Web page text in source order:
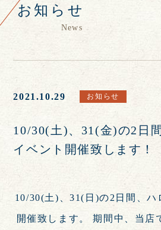
お知らせ
News
2021.10.29 お知らせ
10/30(土)、31(金)の2日
イベント開催致します！
10/30(土)、31(日)の2日間、ハ
開催致します。 期間中、当店